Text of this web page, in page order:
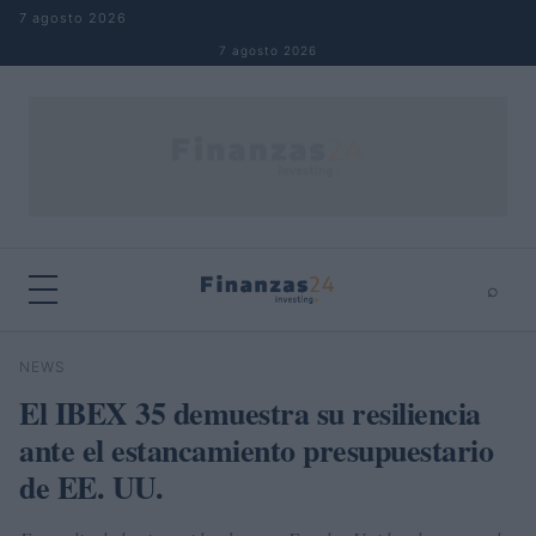
Saltar al contenido
7 agosto 2026
7 agosto 2026
⌕
Buscar
NEWS
El IBEX 35 demuestra su resiliencia
ante el estancamiento presupuestario
de EE. UU.